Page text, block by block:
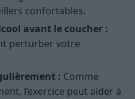
confortables.
avant le coucher :
perturber votre
: Comme
l’exercice peut aider à